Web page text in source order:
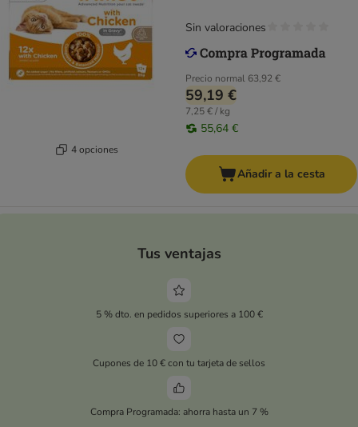
4 opciones
Precio normal 63,92 €
59,19 €
7,25 € / kg
55,64 €
Sin valoraciones
Añadir a la cesta
Tus ventajas
5 % dto. en pedidos superiores a 100 €
Cupones de 10 € con tu tarjeta de sellos
Compra Programada: ahorra hasta un 7 %